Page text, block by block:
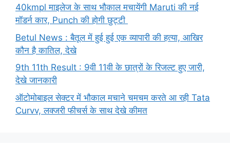
40kmpl माइलेज के साथ भौकाल मचायेंगी Maruti की नई
मॉडर्न कार, Punch की होगी छुट्टी
Betul News : बैतूल में हुई हुई एक व्यापारी की हत्या, आखिर
कौन है कातिल, देखे
9th 11th Result : 9वी 11वी के छात्रों के रिजल्ट हुए जारी,
देखे जानकारी
ऑटोमोबाइल सेक्टर में भौकाल मचाने चमचम करते आ रही Tata
Curvv, लक्जरी फीचर्स के साथ देखे कीमत